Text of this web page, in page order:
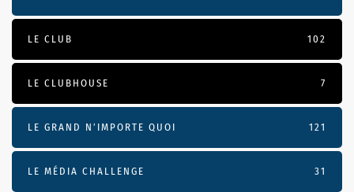
LE CLUB 102
LE CLUBHOUSE 7
LE GRAND N’IMPORTE QUOI 121
LE MÉDIA CHALLENGE 31